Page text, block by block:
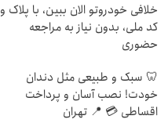
خلافی خودروتو الان ببین، با پلاک و
کد ملی، بدون نیاز به مراجعه
حضوری
🦷 سبک و طبیعی مثل دندان
خودت! نصب آسان و پرداخت
اقساطی 💳 📍 تهران